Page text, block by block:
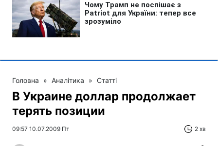
Головна » Аналітика » Статті
В Украине доллар продолжает
терять позиции
09:57 10.07.2009 Пт 2 хв